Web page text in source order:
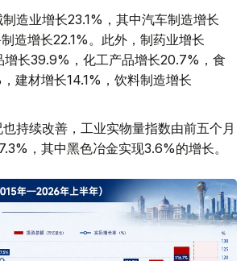
造业增长23.1%，其中汽车制造增长
造增长22.1%。此外，制药业增长
长39.9%，化工产品增长20.7%，食
建材增长14.1%，饮料制造增长
持续改善，工业实物量指数由前五个月
，其中黑色冶金实现3.6%的增长。